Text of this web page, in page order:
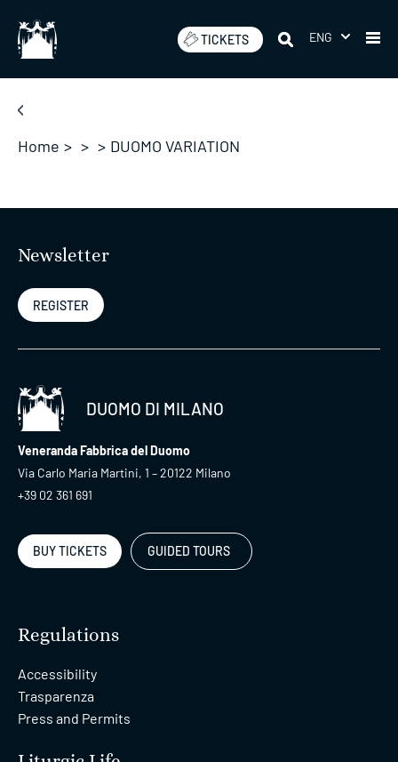
content
TICKETS ENG
Home > > > DUOMO VARIATION
Newsletter
REGISTER
DUOMO DI MILANO
Veneranda Fabbrica del Duomo
Via Carlo Maria Martini, 1 – 20122 Milano
+39 02 361 691
BUY TICKETS GUIDED TOURS
Regulations
Accessibility
Trasparenza
Press and Permits